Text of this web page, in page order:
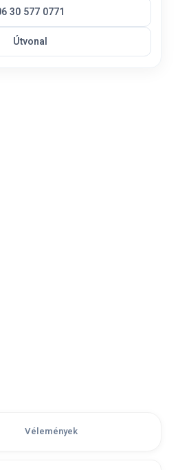
30 577 0771
Útvonal
Vélemények